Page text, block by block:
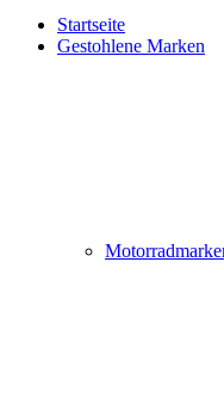
Startseite
Gestohlene Marken